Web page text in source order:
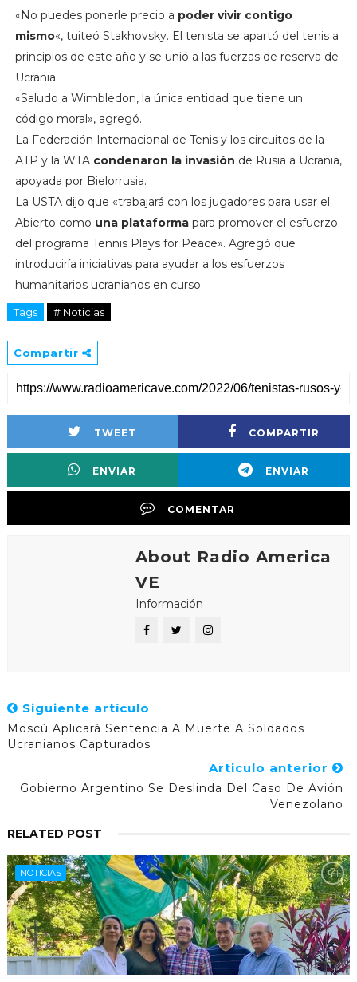
«No puedes ponerle precio a poder vivir contigo
mismo«, tuiteó Stakhovsky. El tenista se apartó del tenis a
principios de este año y se unió a las fuerzas de reserva de
Ucrania.
«Saludo a Wimbledon, la única entidad que tiene un
código moral», agregó.
La Federación Internacional de Tenis y los circuitos de la
ATP y la WTA condenaron la invasión de Rusia a Ucrania,
apoyada por Bielorrusia.
La USTA dijo que «trabajará con los jugadores para usar el
Abierto como una plataformapara promover el esfuerzo
del programa Tennis Plays for Peace». Agregó que
introduciría iniciativas para ayudar a los esfuerzos
humanitarios ucranianos en curso.
Tags # Noticias
Compartir
TWEET COMPARTIR
ENVIAR ENVIAR
COMENTAR
About Radio America
VE
Información
Siguiente artículo
Moscú Aplicará Sentencia A Muerte A Soldados
Ucranianos Capturados
Articulo anterior
Gobierno Argentino Se Deslinda Del Caso De Avión
Venezolano
RELATED POST
NOTICIAS